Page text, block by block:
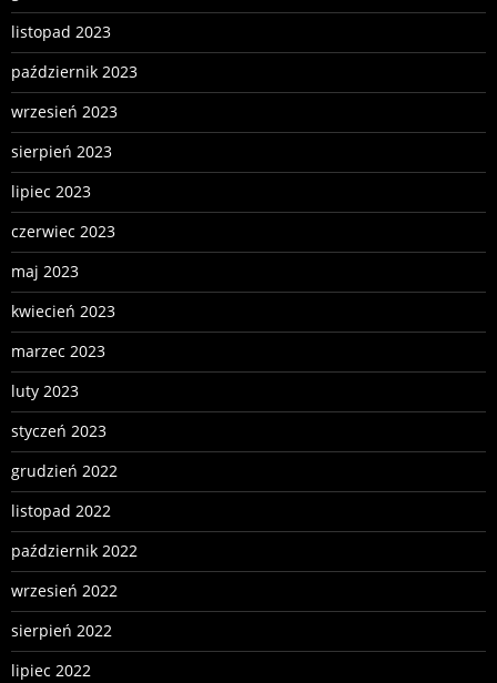
listopad 2023
październik 2023
wrzesień 2023
sierpień 2023
lipiec 2023
czerwiec 2023
maj 2023
kwiecień 2023
marzec 2023
luty 2023
styczeń 2023
grudzień 2022
listopad 2022
październik 2022
wrzesień 2022
sierpień 2022
lipiec 2022